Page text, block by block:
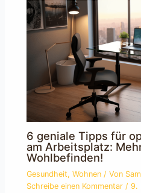
6 geniale Tipps für
am Arbeitsplatz:
Wohlbefinden!
Gesundheit,Wohnen / Von
Schreibe einen Kommentar /9.